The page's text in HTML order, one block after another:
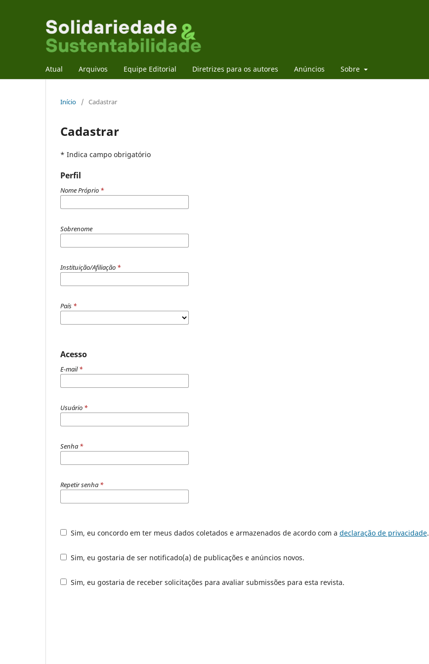
Atual Arquivos Equipe Editorial Diretrizes para os autores Anúncios Sobre
Início / Cadastrar
Cadastrar
* Indica campo obrigatório
Perfil
Nome Próprio *
Sobrenome
Instituição/Afiliação *
País *
Acesso
E-mail*
Usuário *
Senha *
Repetir senha *
Sim, eu concordo em ter meus dados coletados e armazenados de acordo com a declaração de privacidade.
Sim, eu gostaria de ser notificado(a) de publicações e anúncios novos.
Sim, eu gostaria de receber solicitações para avaliar submissões para esta revista.